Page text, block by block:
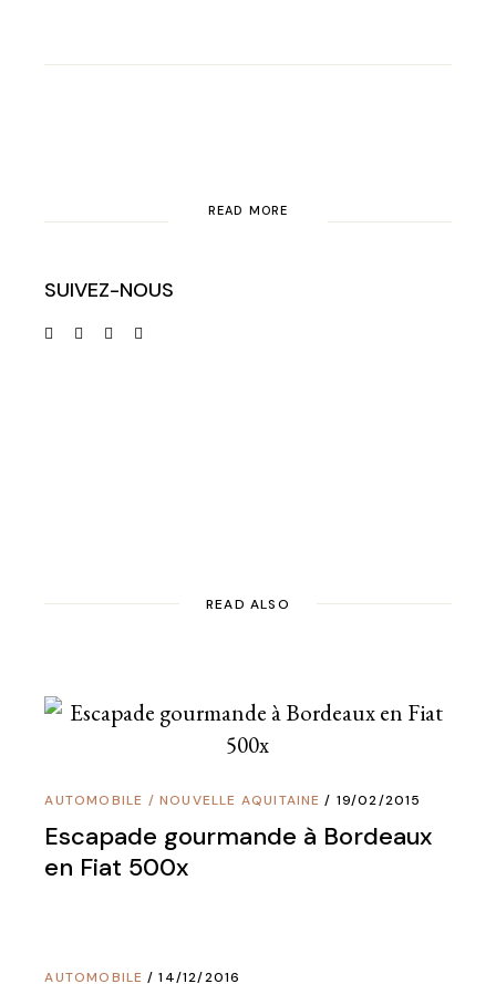
READ MORE
SUIVEZ-NOUS
READ ALSO
AUTOMOBILE / NOUVELLE AQUITAINE 19/02/2015
Escapade gourmande à Bordeaux
en Fiat 500x
AUTOMOBILE 14/12/2016